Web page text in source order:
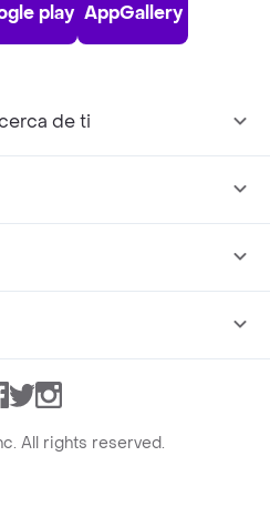
play AppGallery
de ti
TwitterInstagram
All rights reserved.